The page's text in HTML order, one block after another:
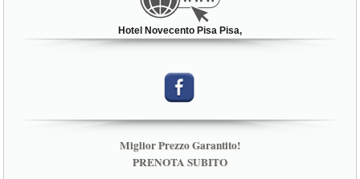
Hotel Novecento Pisa Pisa,
Miglior Prezzo Garantito!
PRENOTA SUBITO